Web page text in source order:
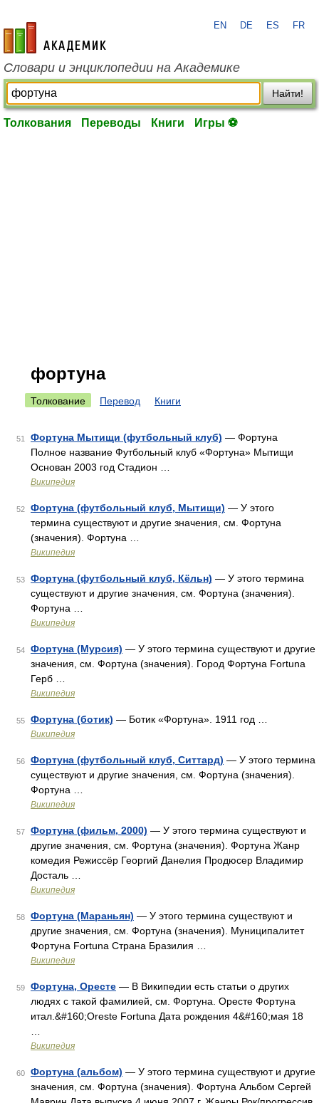
academic.ru
EN DE ES FR
Словари и энциклопедии на Академике
Найти!
Толкования Переводы Книги Игры ⚽
фортуна
Толкование Перевод Книги
51 Фортуна Мытищи (футбольный клуб) — Фортуна
Полное название Футбольный клуб «Фортуна» Мытищи
Основан 2003 год Стадион …
Википедия
52 Фортуна (футбольный клуб, Мытищи) — У этого
термина существуют и другие значения, см. Фортуна
(значения). Фортуна …
Википедия
53 Фортуна (футбольный клуб, Кёльн) — У этого термина
существуют и другие значения, см. Фортуна (значения).
Фортуна …
Википедия
54 Фортуна (Мурсия) — У этого термина существуют и другие
значения, см. Фортуна (значения). Город Фортуна Fortuna
Герб …
Википедия
55 Фортуна (ботик) — Ботик «Фортуна». 1911 год …
Википедия
56 Фортуна (футбольный клуб, Ситтард) — У этого термина
существуют и другие значения, см. Фортуна (значения).
Фортуна …
Википедия
57 Фортуна (фильм, 2000) — У этого термина существуют и
другие значения, см. Фортуна (значения). Фортуна Жанр
комедия Режиссёр Георгий Данелия Продюсер Владимир
Досталь …
Википедия
58 Фортуна (Мараньян) — У этого термина существуют и
другие значения, см. Фортуна (значения). Муниципалитет
Фортуна Fortuna Страна Бразилия …
Википедия
59 Фортуна, Оресте — В Википедии есть статьи о других
людях с такой фамилией, см. Фортуна. Оресте Фортуна
итал.&#160;Oreste Fortuna Дата рождения 4&#160;мая 18
Википедия
60 Фортуна (альбом) — У этого термина существуют и другие
значения, см. Фортуна (значения). Фортуна Альбом Сергей